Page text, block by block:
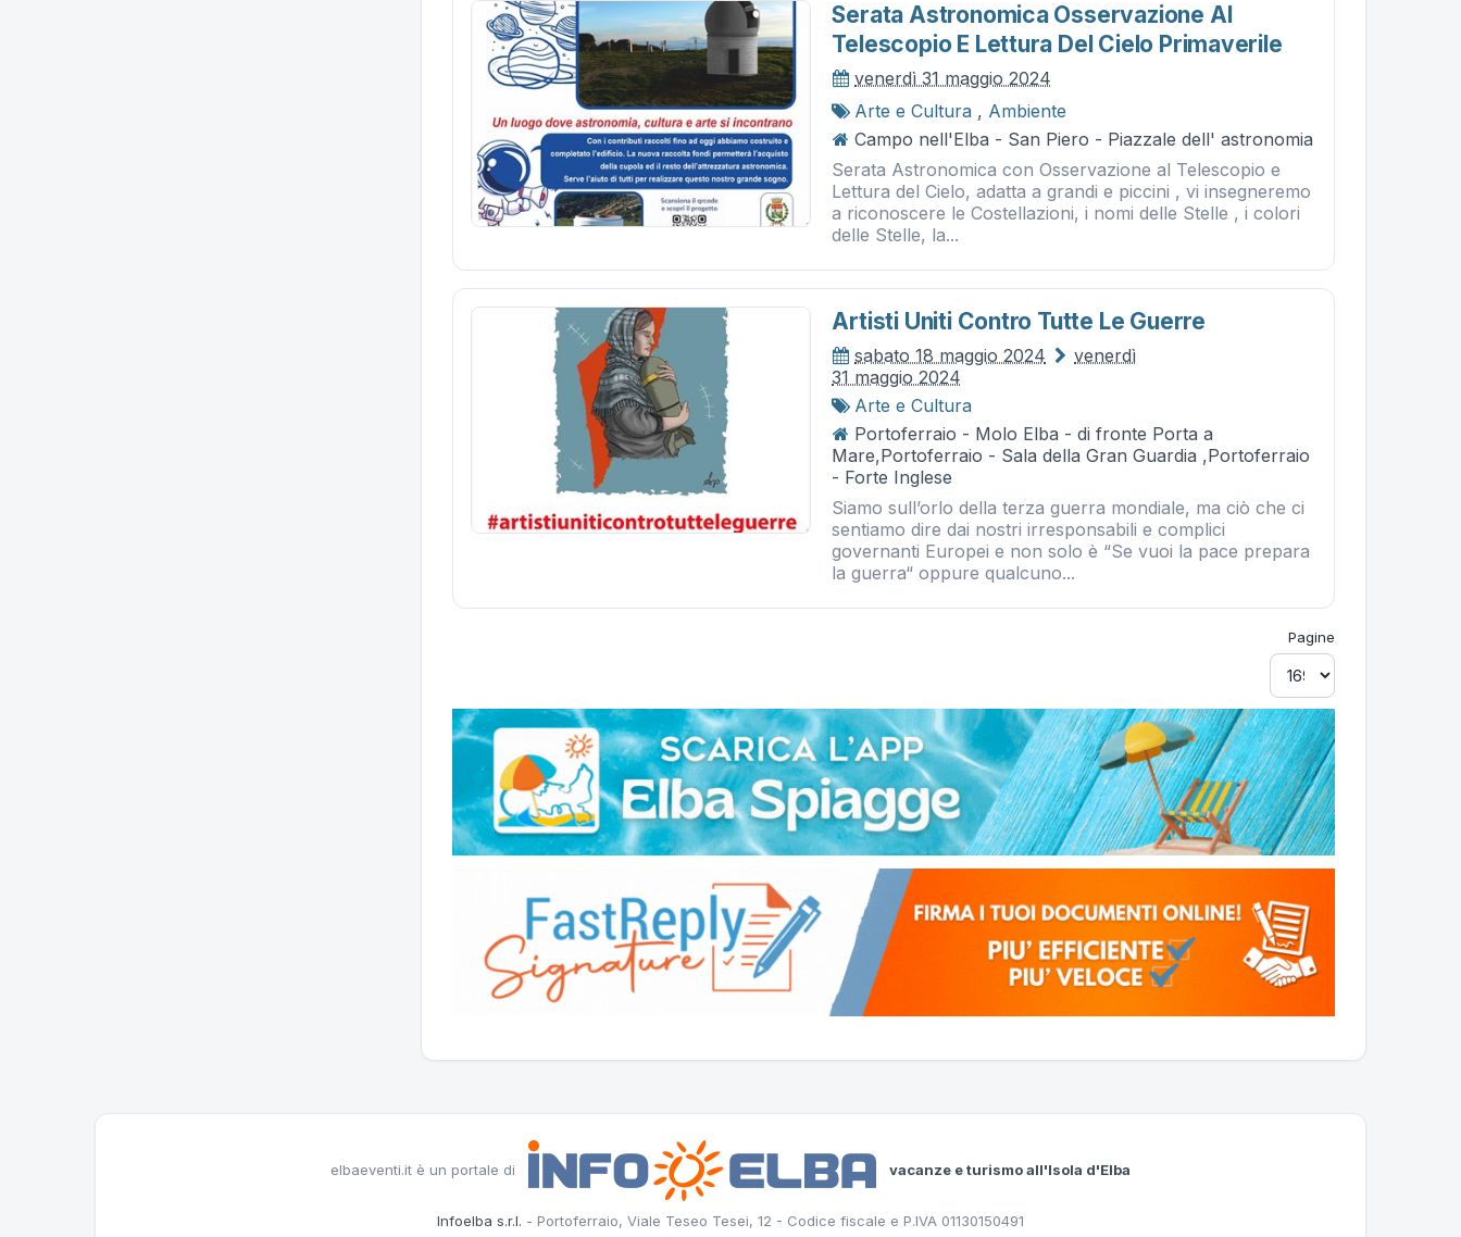
Serata Astronomica Osservazione Al
Telescopio E Lettura Del Cielo Primaverile
venerdì 31 maggio 2024
Arte e Cultura , Ambiente
Campo nell'Elba - San Piero - Piazzale dell' astronomia
Serata Astronomica con Osservazione al Telescopio e
Lettura del Cielo, adatta a grandi e piccini , vi insegneremo
a riconoscere le Costellazioni, i nomi delle Stelle , i colori
delle Stelle, la...
Artisti Uniti Contro Tutte Le Guerre
sabato 18 maggio 2024
venerdì
31 maggio 2024
Arte e Cultura
Portoferraio - Molo Elba - di fronte Porta a
Mare,Portoferraio - Sala della Gran Guardia ,Portoferraio
- Forte Inglese
Siamo sull’orlo della terza guerra mondiale, ma ciò che ci
sentiamo dire dai nostri irresponsabili e complici
governanti Europei e non solo è “Se vuoi la pace prepara
la guerra“ oppure qualcuno...
Pagine
elbaeventi.it è un portale di vacanze e turismo all'Isola d'Elba
Infoelba s.r.l. - Portoferraio, Viale Teseo Tesei, 12 - Codice fiscale e P.IVA 01130150491